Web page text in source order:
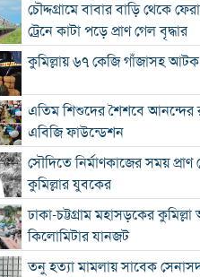
চৌদ্দগ্রামে বাবার বাড়ি থেকে
ট্রেনে কাটা পড়ে প্রাণ গেল বৃদ্ধার
কুমিল্লায় ৬৭ কেজি গাঁজাসহ
এতিম শিশুদের শৈশবে আনন্দের
এবিজি ফাউন্ডেশন
সৌদিতে নির্মাণকাজের সময় প্রাণ
কুমিল্লার যুবকের
ঢাকা-চট্টগ্রাম মহাসড়কের
কিলোমিটার যানজট
তনু হত্যা মামলায় সাবেক